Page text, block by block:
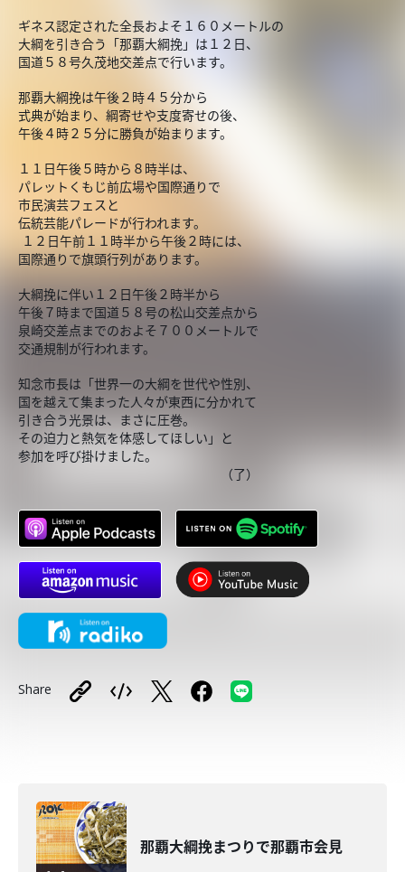
ギネス認定された全長およそ１６０メートルの
大綱を引き合う「那覇大綱挽」は１２日、
国道５８号久茂地交差点で行います。
那覇大綱挽は午後２時４５分から
式典が始まり、綱寄せや支度寄せの後、
午後４時２５分に勝負が始まります。
１１日午後５時から８時半は、
パレットくもじ前広場や国際通りで
市民演芸フェスと
伝統芸能パレードが行われます。
１２日午前１１時半から午後２時には、
国際通りで旗頭行列があります。
大綱挽に伴い１２日午後２時半から
午後７時まで国道５８号の松山交差点から
泉崎交差点までのおよそ７００メートルで
交通規制が行われます。
知念市長は「世界一の大綱を世代や性別、
国を越えて集まった人々が東西に分かれて
引き合う光景は、まさに圧巻。
その迫力と熱気を体感してほしい」と
参加を呼び掛けました。
（了）
Share
那覇大綱挽まつりで那覇市会見